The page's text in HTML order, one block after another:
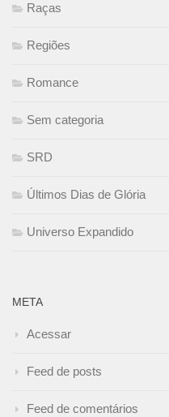
Raças
Regiões
Romance
Sem categoria
SRD
Últimos Dias de Glória
Universo Expandido
META
Acessar
Feed de posts
Feed de comentários